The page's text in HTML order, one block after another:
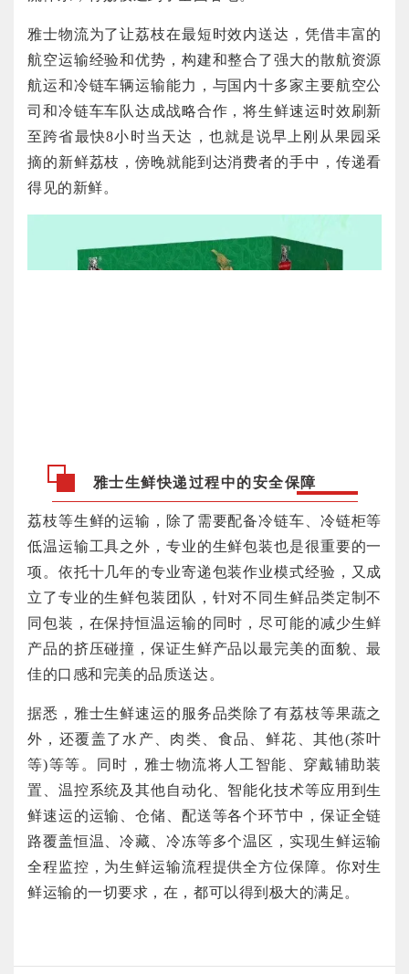
雅士物流为了让荔枝在最短时效内送达，凭借丰富的
航空运输经验和优势，构建和整合了强大的散航资源
航运和冷链车辆运输能力，与国内十多家主要航空公
司和冷链车车队达成战略合作，将生鲜速运时效刷新
至跨省最快8小时当天达，也就是说早上刚从果园采
摘的新鲜荔枝，傍晚就能到达消费者的手中，传递看
得见的新鲜。
雅士生鲜快递过程中的安全保障
荔枝等生鲜的运输，除了需要配备冷链车、冷链柜等
低温运输工具之外，专业的生鲜包装也是很重要的一
项。依托十几年的专业寄递包装作业模式经验，又成
立了专业的生鲜包装团队，针对不同生鲜品类定制不
同包装，在保持恒温运输的同时，尽可能的减少生鲜
产品的挤压碰撞，保证生鲜产品以最完美的面貌、最
佳的口感和完美的品质送达。
据悉，雅士生鲜速运的服务品类除了有荔枝等果蔬之
外，还覆盖了水产、肉类、食品、鲜花、其他(茶叶
等)等等。同时，雅士物流将人工智能、穿戴辅助装
置、温控系统及其他自动化、智能化技术等应用到生
鲜速运的运输、仓储、配送等各个环节中，保证全链
路覆盖恒温、冷藏、冷冻等多个温区，实现生鲜运输
全程监控，为生鲜运输流程提供全方位保障。你对生
鲜运输的一切要求，在，都可以得到极大的满足。